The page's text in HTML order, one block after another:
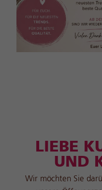
LIEBE
UND
Wir möchten Sie